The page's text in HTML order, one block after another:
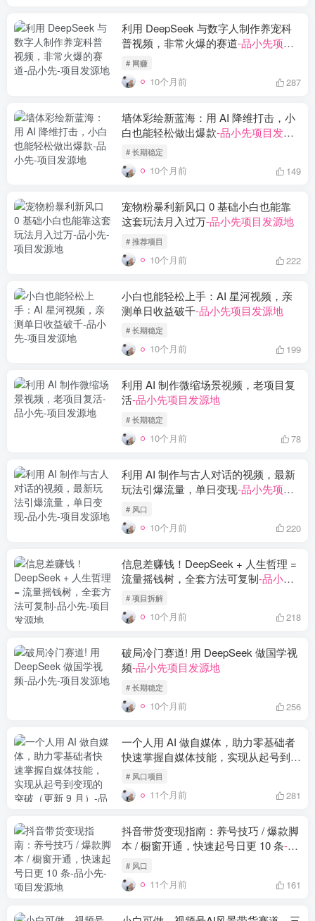
利用 DeepSeek 与数字人制作养宠科
普视频，非常火爆的赛道-品小先项目
发源地
# 网赚
10个月前 287
墙体彩绘新蓝海：用 AI 降维打击，小
白也能轻松做出爆款-品小先项目发源
地
# 长期稳定
10个月前 149
宠物粉暴利新风口 0 基础小白也能靠
这套玩法月入过万-品小先项目发源地
# 推荐项目
10个月前 222
小白也能轻松上手：AI 星河视频，亲
测单日收益破千-品小先项目发源地
# 长期稳定
10个月前 199
利用 AI 制作微缩场景视频，老项目复
活-品小先项目发源地
# 长期稳定
10个月前 78
利用 AI 制作与古人对话的视频，最新
玩法引爆流量，单日变现-品小先项目
发源地
# 风口
10个月前 220
信息差赚钱！DeepSeek + 人生哲理 =
流量摇钱树，全套方法可复制-品小先
项目发源地
# 项目拆解
10个月前 218
破局冷门赛道! 用 DeepSeek 做国学视
频-品小先项目发源地
# 长期稳定
10个月前 256
一个人用 AI 做自媒体，助力零基础者
快速掌握自媒体技能，实现从起号到变
现的突破（更新 9 月）
源地
# 风口项目
11个月前 281
抖音带货变现指南：养号技巧 / 爆款脚
本 / 橱窗开通，快速起号日更 10 条-品
小先项目发源地
# 风口
11个月前 161